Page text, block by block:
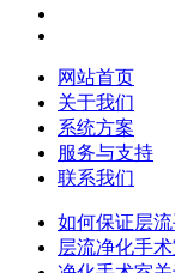
网站首页
关于我们
系统方案
服务与支持
联系我们
如何保证层
层流净化手